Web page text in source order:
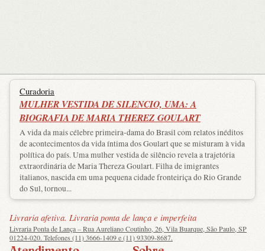
Curadoria
MULHER VESTIDA DE SILENCIO, UMA: A
BIOGRAFIA DE MARIA THEREZ GOULART
A vida da mais célebre primeira-dama do Brasil com relatos inéditos
de acontecimentos da vida íntima dos Goulart que se misturam à vida
política do país. Uma mulher vestida de silêncio revela a trajetória
extraordinária de Maria Thereza Goulart. Filha de imigrantes
italianos, nascida em uma pequena cidade fronteiriça do Rio Grande
do Sul, tornou...
Livraria afetiva. Livraria ponta de lança e imperfeita
Livraria Ponta de Lança – Rua Aureliano Coutinho, 26, Vila Buarque, São Paulo, SP
01224-020. Telefones (11) 3666-1409 e (11) 93309-8687.